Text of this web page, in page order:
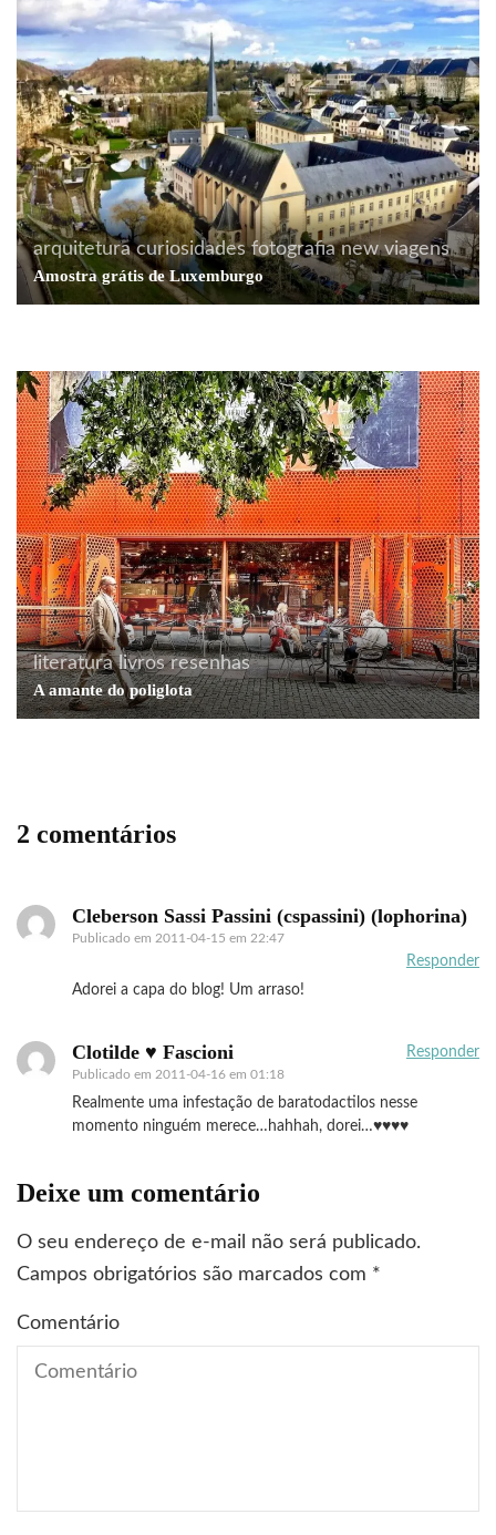
arquitetura curiosidades fotografia new viagens
Amostra grátis de Luxemburgo
curiosidades dicas profissionais ilustração livros
tecnologia
Explicação com desenho e tudo!
literatura livros resenhas
A amante do poliglota
2 comentários
Cleberson Sassi Passini (cspassini) (lophorina)
Publicado em 2011-04-15 em 22:47
Responder
Adorei a capa do blog! Um arraso!
Clotilde ♥ Fascioni
Publicado em 2011-04-16 em 01:18
Responder
Realmente uma infestação de baratodactilos nesse
momento ninguém merece…hahhah, dorei…♥♥♥♥
Deixe um comentário
O seu endereço de e-mail não será publicado.
Campos obrigatórios são marcados com *
Comentário